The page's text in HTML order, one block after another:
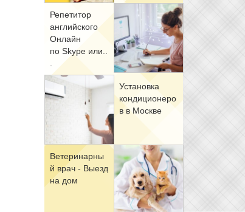
Ре­пе­ти­тор
ан­глий­ско­го
Он­лайн
по Skype или..
Уста­нов­ка
кон­ди­ци­о­не­ро
в в Москве
Ве­те­ри­нар­ны
й врач - Вы­езд
на дом